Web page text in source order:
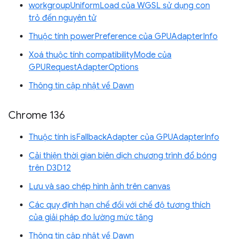
workgroupUniformLoad của WGSL sử dụng con
trỏ đến nguyên tử
Thuộc tính powerPreference của GPUAdapterInfo
Xoá thuộc tính compatibilityMode của
GPURequestAdapterOptions
Thông tin cập nhật về Dawn
Chrome 136
Thuộc tính isFallbackAdapter của GPUAdapterInfo
Cải thiện thời gian biên dịch chương trình đổ bóng
trên D3D12
Lưu và sao chép hình ảnh trên canvas
Các quy định hạn chế đối với chế độ tương thích
của giải pháp đo lường mức tăng
Thông tin cập nhật về Dawn